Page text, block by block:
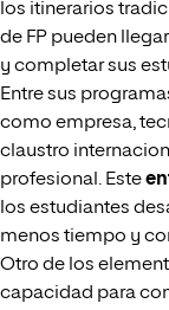
los itinerarios
de FP pueden
y completar sus
Entre sus
como empresa,
claustro
profesional. Este
los estudiantes
menos tiempo y
Otro de los
capacidad para